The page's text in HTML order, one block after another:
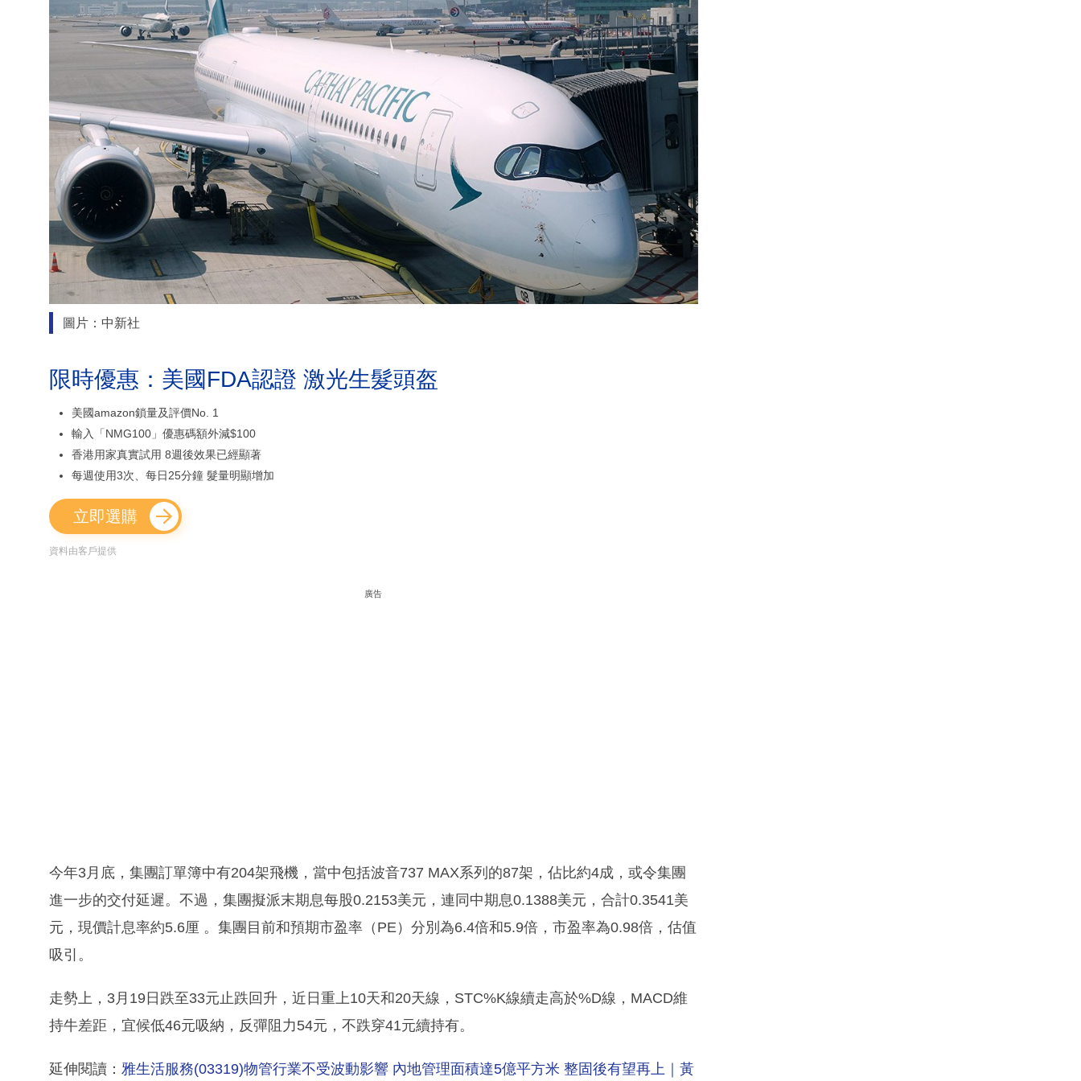
圖片：中新社
限時優惠：美國FDA認證 激光生髮頭盔
美國amazon鎖量及評價No. 1
輸入「NMG100」優惠碼額外減$100
香港用家真實試用 8週後效果已經顯著
每週使用3次、每日25分鐘 髮量明顯增加
立即選購
資料由客戶提供
廣告
今年3月底，集團訂單簿中有204架飛機，當中包括波音737 MAX系列的87架，佔比約4成，或令集團
進一步的交付延遲。不過，集團擬派末期息每股0.2153美元，連同中期息0.1388美元，合計0.3541美
元，現價計息率約5.6厘 。集團目前和預期市盈率（PE）分別為6.4倍和5.9倍，市盈率為0.98倍，估值
吸引。
走勢上，3月19日跌至33元止跌回升，近日重上10天和20天線，STC%K線續走高於%D線，MACD維
持牛差距，宜候低46元吸納，反彈阻力54元，不跌穿41元續持有。
延伸閱讀： 雅生活服務(03319)物管行業不受波動影響 內地管理面積達5億平方米 整固後有望再上｜黃